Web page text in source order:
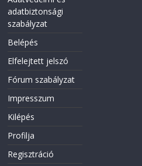
adatbiztonsági
szabályzat
Belépés
Elfelejtett jelszó
Fórum szabályzat
Impresszum
Kilépés
Profilja
Regisztráció